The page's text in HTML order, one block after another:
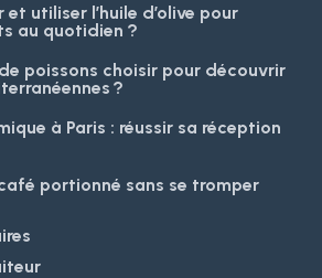
utiliser l’huile d’olive pour
au quotidien ?
poissons choisir pour découvrir
?
à Paris : réussir sa réception
portionné sans se tromper